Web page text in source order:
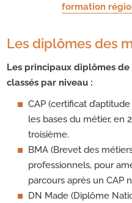
formation
Les diplômes des
Les principaux diplômes
classés par niveau :
CAP (certificat
les bases du métier, en
troisième.
BMA (Brevet des
professionnels, pour
parcours après un CAP
DN Made (Diplôme